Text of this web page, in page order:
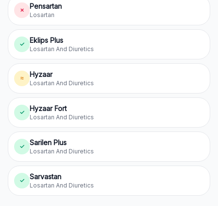
✗ Pensartan
Losartan
✓ Eklips Plus
Losartan And Diuretics
≈ Hyzaar
Losartan And Diuretics
✓ Hyzaar Fort
Losartan And Diuretics
✓ Sarilen Plus
Losartan And Diuretics
✓ Sarvastan
Losartan And Diuretics